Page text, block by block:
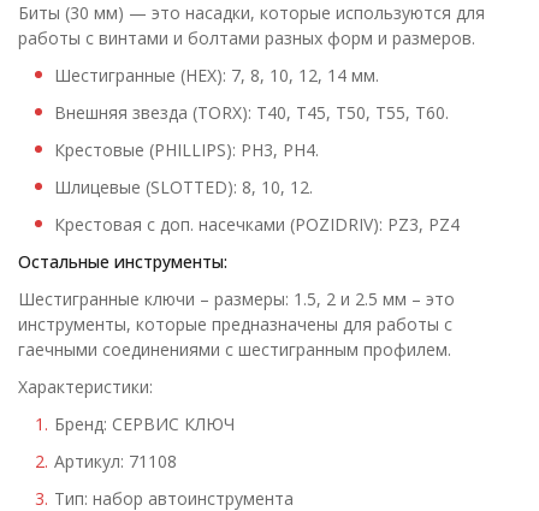
Биты (30 мм) — это насадки, которые используются для
работы с винтами и болтами разных форм и размеров.
Шестигранные (HEX): 7, 8, 10, 12, 14 мм.
Внешняя звезда (TORX): Т40, Т45, Т50, Т55, Т60.
Крестовые (PHILLIPS): PH3, PH4.
Шлицевые (SLOTTED): 8, 10, 12.
Крестовая с доп. насечками (POZIDRIV): PZ3, PZ4
Остальные инструменты:
Шестигранные ключи – размеры: 1.5, 2 и 2.5 мм – это
инструменты, которые предназначены для работы с
гаечными соединениями с шестигранным профилем.
Характеристики:
Бренд: СЕРВИС КЛЮЧ
Артикул: 71108
Тип: набор автоинструмента